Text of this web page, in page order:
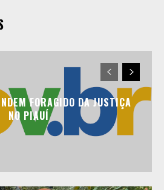
FORAGIDO DA JUSTIÇA
NO PIAUÍ